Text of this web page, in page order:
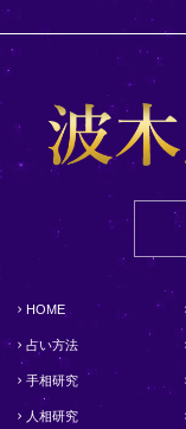
HOME
占い方法
手相研究
人相研究